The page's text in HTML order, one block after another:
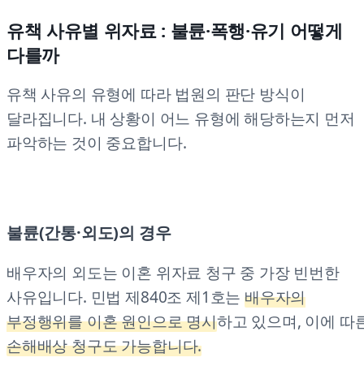
유책 사유별 위자료 : 불륜·폭행·유기 어떻게
다를까
유책 사유의 유형에 따라 법원의 판단 방식이
달라집니다. 내 상황이 어느 유형에 해당하는지 먼저
파악하는 것이 중요합니다.
불륜(간통·외도)의 경우
배우자의 외도는 이혼 위자료 청구 중 가장 빈번한
사유입니다. 민법 제840조 제1호는배우자의
부정행위를 이혼 원인으로 명시하고 있으며, 이에 따
손해배상 청구도 가능합니다.